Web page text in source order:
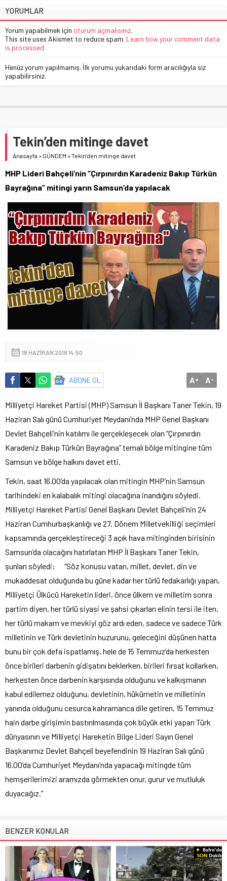
YORUMLAR
Yorum yapabilmek için oturum açmalısınız.
This site uses Akismet to reduce spam. Learn how your comment data
is processed.
Henüz yorum yapılmamış. İlk yorumu yukarıdaki form aracılığıyla siz
yapabilirsiniz.
Tekin’den mitinge davet
Anasayfa » GÜNDEM »Tekin’den mitinge davet
MHP Lideri Bahçeli’nin “Çırpınırdın Karadeniz Bakıp Türkün
Bayrağına” mitingi yarın Samsun’da yapılacak
18 HAZIRAN 2018 14:50
ABONE OL A+ A-
Milliyetçi Hareket Partisi (MHP) Samsun İl Başkanı Taner Tekin, 19
Haziran Salı günü Cumhuriyet Meydanı’nda MHP Genel Başkanı
Devlet Bahçeli’nin katılımı ile gerçekleşecek olan “Çırpınırdın
Karadeniz Bakıp Türkün Bayrağına” temalı bölge mitingine tüm
Samsun ve bölge halkını davet etti.
Tekin, saat 16.00’da yapılacak olan mitingin MHP’nin Samsun
tarihindeki en kalabalık mitingi olacağına inandığını söyledi.
Milliyetçi Hareket Partisi Genel Başkanı Devlet Bahçeli’nin 24
Haziran Cumhurbaşkanlığı ve 27. Dönem Milletvekilliği seçimleri
kapsamında gerçekleştireceği 3 açık hava mitinginden birisinin
Samsun’da olacağını hatırlatan MHP İl Başkanı Taner Tekin,
şunları söyledi: “Söz konusu vatan, millet, devlet, din ve
mukaddesat olduğunda bu güne kadar her türlü fedakarlığı yapan,
Milliyetçi Ülkücü Hareketin lideri, önce ülkem ve milletim sonra
partim diyen, her türlü siyasi ve şahsi çıkarları elinin tersi ile iten,
her türlü makam ve mevkiyi göz ardı eden, sadece ve sadece Türk
milletinin ve Türk devletinin huzurunu, geleceğini düşünen hatta
bunu bir çok defa ispatlamış, hele de 15 Temmuz’da herkesten
önce birileri darbenin gidişatını beklerken, birileri fırsat kollarken,
herkesten önce darbenin karşısında olduğunu ve kalkışmanın
kabul edilemez olduğunu, devletinin, hükümetin ve milletinin
yanında olduğunu cesurca kahramanca dile getiren, 15 Temmuz
hain darbe girişimin bastırılmasında çok büyük etki yapan Türk
dünyasının ve Milliyetçi Hareketin Bilge Lideri Sayın Genel
Başkanımız Devlet Bahçeli beyefendinin 19 Haziran Salı günü
16.00’da Cumhuriyet Meydanı’nda yapacağı mitingde tüm
hemşerilerimizi aramızda görmekten onur, gurur ve mutluluk
duyacağız.”
BENZER KONULAR